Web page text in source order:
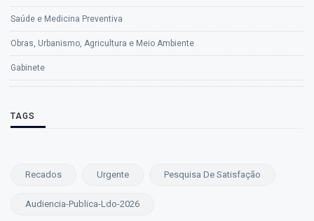
Saúde e Medicina Preventiva
Obras, Urbanismo, Agricultura e Meio Ambiente
Gabinete
TAGS
Recados Urgente Pesquisa De Satisfação
Audiencia-Publica-Ldo-2026